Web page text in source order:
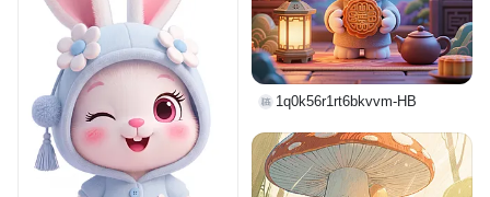
1q0k56r1rt6bkvvm-HB